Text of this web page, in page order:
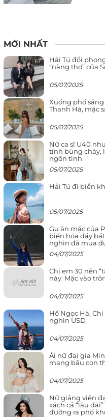
MỚI NHẤT
Hải Tú đổi
“nàng thơ” của
05/07/2025
Xuống phố sáng
Thanh Hà, mặc
05/07/2025
Nữ ca sĩ U40
tính bùng cháy,
ngôn tình
05/07/2025
Hải Tú đi biển
05/07/2025
Gu ăn mặc của
biến hóa đầy
nghìn đã mua
04/07/2025
Chị em 30 nên
này: Mặc vào
04/07/2025
Hồ Ngọc Hà,
nghìn USD
04/07/2025
Ái nữ đại gia
mang bầu con
04/07/2025
Nữ giảng viên
xách cả “lâu
đường ra phố